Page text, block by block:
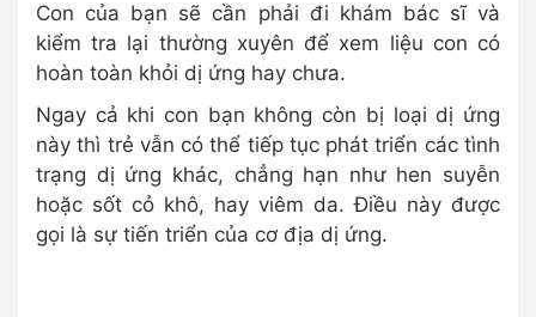
Con của bạn sẽ cần phải đi khám bác sĩ và
kiểm tra lại thường xuyên để xem liệu con có
hoàn toàn khỏi dị ứng hay chưa.
Ngay cả khi con bạn không còn bị loại dị ứng
này thì trẻ vẫn có thể tiếp tục phát triển các tình
trạng dị ứng khác, chẳng hạn như hen suyễn
hoặc sốt cỏ khô, hay viêm da. Điều này được
gọi là sự tiến triển của cơ địa dị ứng.